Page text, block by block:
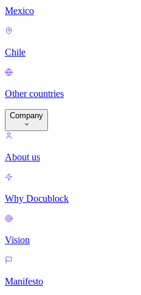
Mexico
Chile
Other countries
Company
About us
Why Docublock
Vision
Manifesto